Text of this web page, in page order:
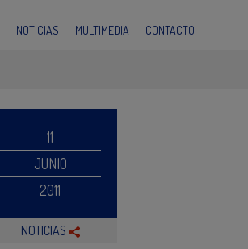
NOTICIAS MULTIMEDIA CONTACTO
11
JUNIO
2011
NOTICIAS